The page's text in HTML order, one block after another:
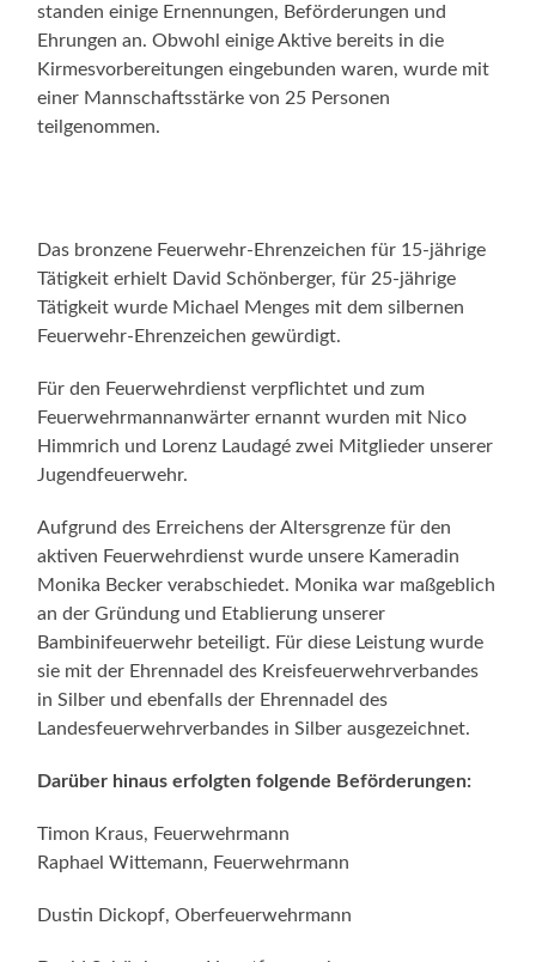
standen einige Ernennungen, Beförderungen und
Ehrungen an. Obwohl einige Aktive bereits in die
Kirmesvorbereitungen eingebunden waren, wurde mit
einer Mannschaftsstärke von 25 Personen
teilgenommen.
Das bronzene Feuerwehr-Ehrenzeichen für 15-jährige
Tätigkeit erhielt David Schönberger, für 25-jährige
Tätigkeit wurde Michael Menges mit dem silbernen
Feuerwehr-Ehrenzeichen gewürdigt.
Für den Feuerwehrdienst verpflichtet und zum
Feuerwehrmannanwärter ernannt wurden mit Nico
Himmrich und Lorenz Laudagé zwei Mitglieder unserer
Jugendfeuerwehr.
Aufgrund des Erreichens der Altersgrenze für den
aktiven Feuerwehrdienst wurde unsere Kameradin
Monika Becker verabschiedet. Monika war maßgeblich
an der Gründung und Etablierung unserer
Bambinifeuerwehr beteiligt. Für diese Leistung wurde
sie mit der Ehrennadel des Kreisfeuerwehrverbandes
in Silber und ebenfalls der Ehrennadel des
Landesfeuerwehrverbandes in Silber ausgezeichnet.
Darüber hinaus erfolgten folgende Beförderungen:
Timon Kraus, Feuerwehrmann
Raphael Wittemann, Feuerwehrmann
Dustin Dickopf, Oberfeuerwehrmann